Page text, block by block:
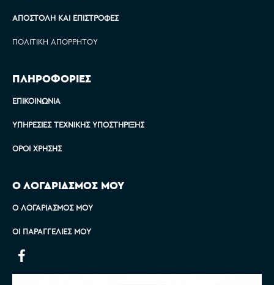
ΑΠΟΣΤΟΛΉ ΚΑΙ ΕΠΙΣΤΡΟΦΈΣ
ΠΟΛΙΤΙΚΉ ΑΠΟΡΡΉΤΟΥ
ΠΛΗΡΟΦΟΡΙΕΣ
ΕΠΙΚΟΙΝΩΝΊΑ
ΥΠΗΡΕΣΊΕΣ ΤΕΧΝΙΚΉΣ ΥΠΟΣΤΉΡΙΞΗΣ
ΌΡΟΙ ΧΡΉΣΗΣ
Ο ΛΟΓΑΡΙΑΣΜΟΣ ΜΟΥ
Ο ΛΟΓΑΡΙΑΣΜΌΣ ΜΟΥ
ΟΙ ΠΑΡΑΓΓΕΛΊΕΣ ΜΟΥ